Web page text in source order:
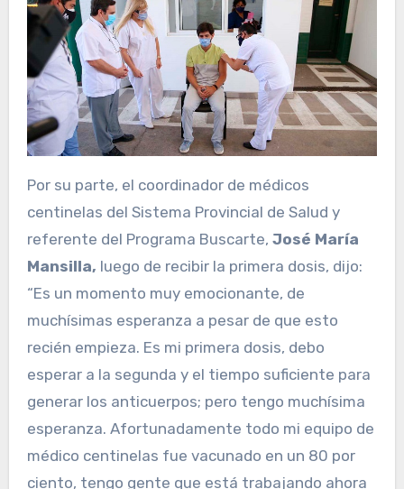
Por su parte, el coordinador de médicos
centinelas del Sistema Provincial de Salud y
referente del Programa Buscarte, José María
Mansilla, luego de recibir la primera dosis, dijo:
“Es un momento muy emocionante, de
muchísimas esperanza a pesar de que esto
recién empieza. Es mi primera dosis, debo
esperar a la segunda y el tiempo suficiente para
generar los anticuerpos; pero tengo muchísima
esperanza. Afortunadamente todo mi equipo de
médico centinelas fue vacunado en un 80 por
ciento, tengo gente que está trabajando ahora